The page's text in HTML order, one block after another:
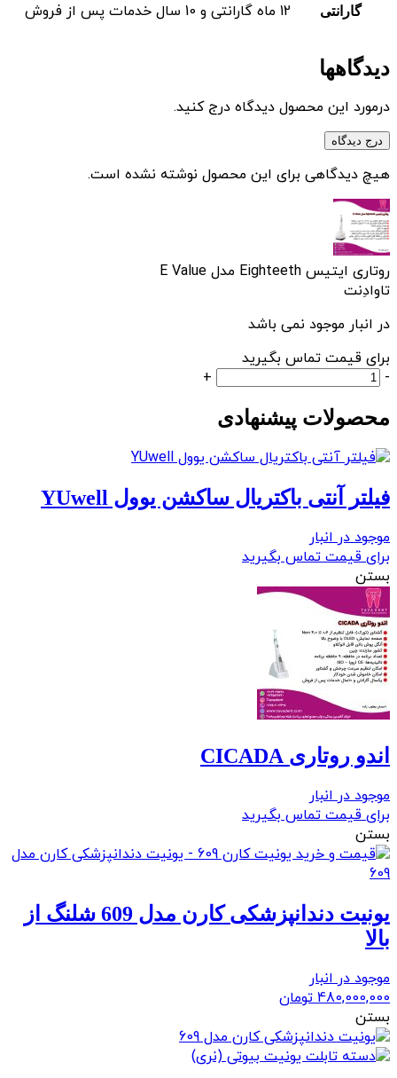
گارانتی 12 ماه گارانتی و 10 سال خدمات پس از فروش
دیدگاهها
درمورد این محصول دیدگاه درج کنید.
درج دیدگاه
هیچ دیدگاهی برای این محصول نوشته نشده است.
روتاری ایتیس Eighteeth مدل E Value
تاوادِنت
در انبار موجود نمی باشد
برای قیمت تماس بگیرید
روتاری
Eighteeth
E
عدد
-
+
محصولات پیشنهادی
فیلتر آنتی باکتریال ساکشن یوول YUwell
موجود در انبار
برای قیمت تماس بگیرید
بستن
اندو روتاری CICADA
موجود در انبار
برای قیمت تماس بگیرید
بستن
یونیت دندانپزشکی کارن مدل 609 شلنگ از
بالا
موجود در انبار
480,000,000 تومان
بستن